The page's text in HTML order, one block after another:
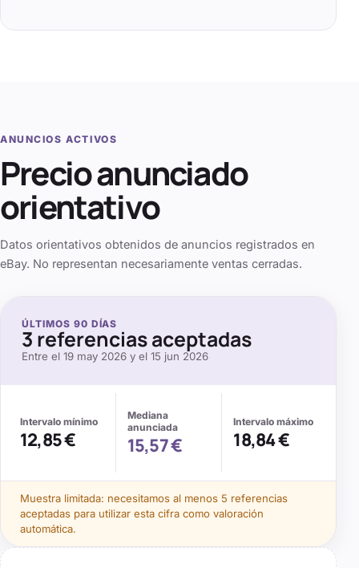
ANUNCIOS ACTIVOS
Precio anunciado
orientativo
Datos orientativos obtenidos de anuncios registrados en
eBay. No representan necesariamente ventas cerradas.
ÚLTIMOS 90 DÍAS
3 referencias aceptadas
Entre el 19 may 2026 y el 15 jun 2026
Intervalo mínimo
12,85 €
Mediana
anunciada
15,57 €
Intervalo máximo
18,84 €
Muestra limitada: necesitamos al menos 5 referencias
aceptadas para utilizar esta cifra como valoración
automática.